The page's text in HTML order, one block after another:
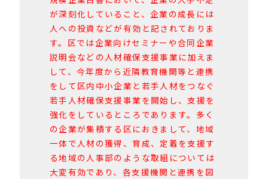
が深刻化していること、企業の成長には
人への投資などが有効と記されておりま
す。区では企業向けセミナーや合同企業
説明会などの人材確保支援事業に加えま
して、今年度から近隣教育機関等と連携
をして区内中小企業と若手人材をつなぐ
若手人材確保支援事業を開始し、支援を
強化をしているところであります。多く
の企業が集積する区におきまして、地域
一体で人材の獲得、育成、定着を支援す
る地域の人事部のような取組については
大変有効であり、各支援機関と連携を図